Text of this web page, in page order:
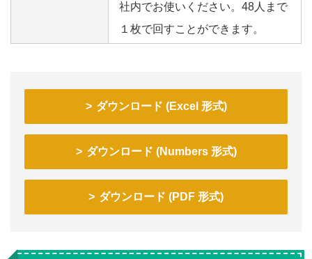
社内でお使いください。48人まで
１枚で回すことができます。
ダウンロード (Excel 形式)
ダウンロード (Numbers 形式)
ダウンロード (PDF 形式)